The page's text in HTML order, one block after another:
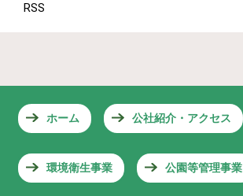
RSS
ホーム 公社紹介・アクセス
環境衛生事業 公園等管理事業